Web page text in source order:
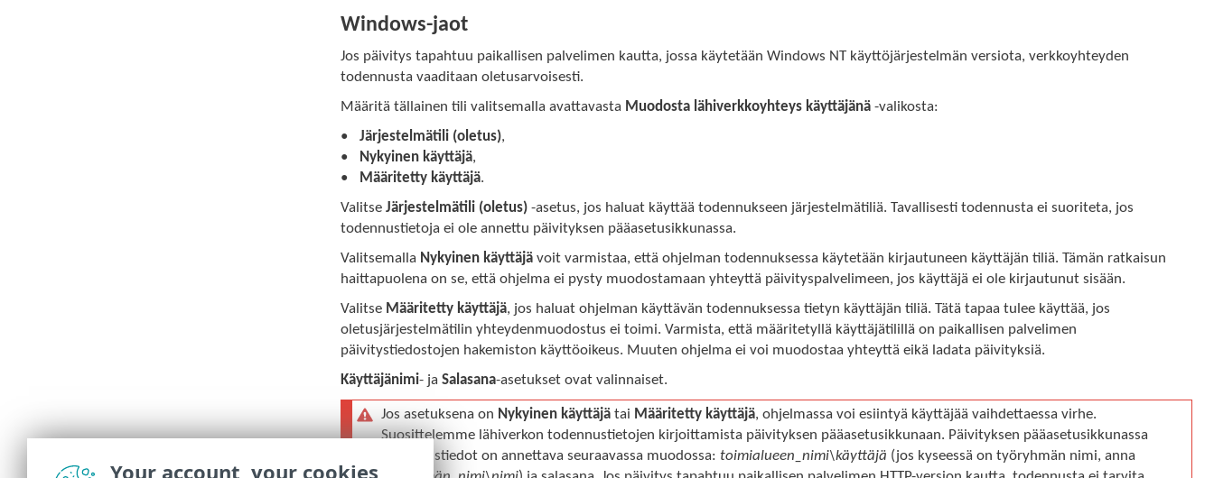
Windows-jaot
Jos päivitys tapahtuu paikallisen palvelimen kautta, jossa käytetään Windows NT käyttöjärjestelmän versiota, verkkoyhteyden
todennusta vaaditaan oletusarvoisesti.
Määritä tällainen tili valitsemalla avattavasta Muodosta lähiverkkoyhteys käyttäjänä -valikosta:
Järjestelmätili (oletus),
Nykyinen käyttäjä,
Määritetty käyttäjä.
ValitseJärjestelmätili (oletus) -asetus, jos haluat käyttää todennukseen järjestelmätiliä. Tavallisesti todennusta ei suoriteta, jos
todennustietoja ei ole annettu päivityksen pääasetusikkunassa.
Valitsemalla Nykyinen käyttäjä voit varmistaa, että ohjelman todennuksessa käytetään kirjautuneen käyttäjän tiliä. Tämän ratkaisun
haittapuolena on se, että ohjelma ei pysty muodostamaan yhteyttä päivityspalvelimeen, jos käyttäjä ei ole kirjautunut sisään.
Valitse Määritetty käyttäjä, jos haluat ohjelman käyttävän todennuksessa tietyn käyttäjän tiliä. Tätä tapaa tulee käyttää, jos
oletusjärjestelmätilin yhteydenmuodostus ei toimi. Varmista, että määritetyllä käyttäjätilillä on paikallisen palvelimen
päivitystiedostojen hakemiston käyttöoikeus. Muuten ohjelma ei voi muodostaa yhteyttä eikä ladata päivityksiä.
Käyttäjänimi- jaSalasana-asetukset ovat valinnaiset.
Jos asetuksena on Nykyinen käyttäjä tai Määritetty käyttäjä, ohjelmassa voi esiintyä käyttäjää vaihdettaessa virhe.
Suosittelemme lähiverkon todennustietojen kirjoittamista päivityksen pääasetusikkunaan. Päivityksen pääasetusikkunassa
todennustiedot on annettava seuraavassa muodossa:toimialueen_nimi\käyttäjä (jos kyseessä on työryhmän nimi, anna
Your account, your cookies